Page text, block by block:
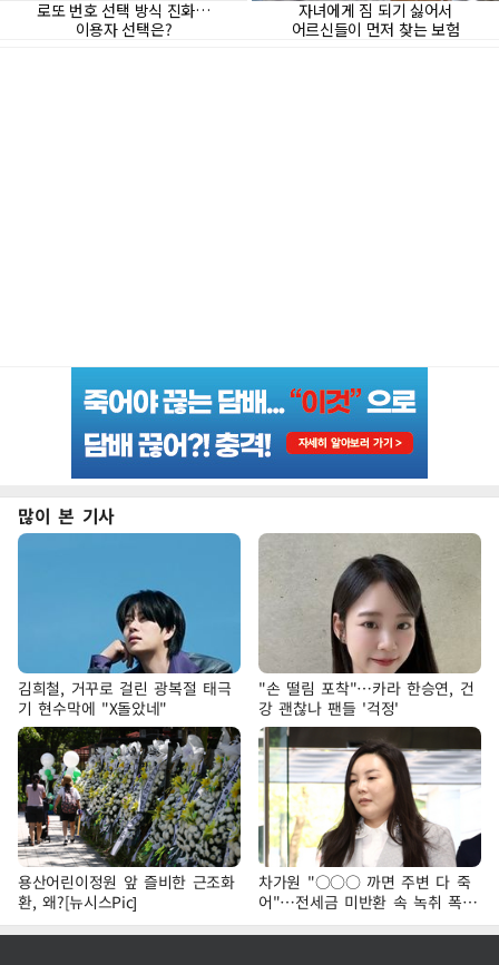
많이 본 기사
김희철, 거꾸로 걸린 광복절 태극
기 현수막에 "X돌았네"
"손 떨림 포착"…카라 한승연, 건
강 괜찮나 팬들 '걱정'
용산어린이정원 앞 즐비한 근조화
환, 왜?[뉴시스Pic]
차가원 "○○○ 까면 주변 다 죽
어"…전세금 미반환 속 녹취 폭로
파장